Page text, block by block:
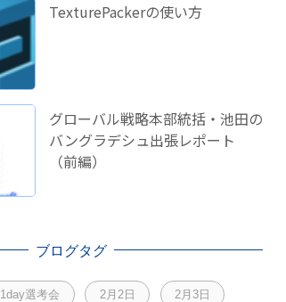
TexturePackerの使い方
グローバル戦略本部統括・池田の
バングラデシュ出張レポート
（前編）
ブログタグ
1day選考会 2月2日 2月3日